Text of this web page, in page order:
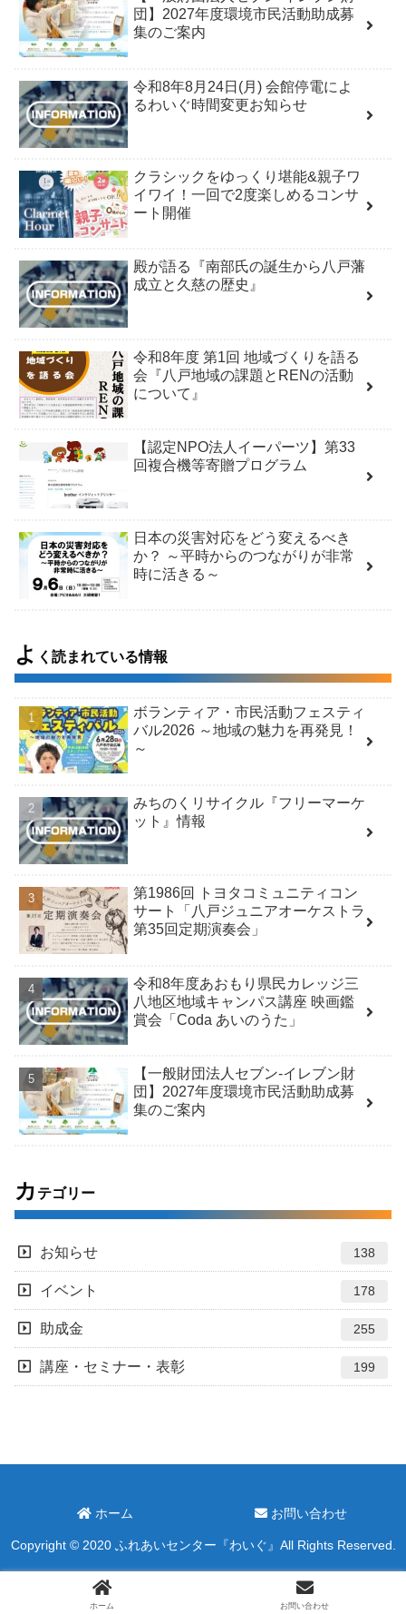
団】2027年度環境市民活動助成募
集のご案内
令和8年8月24日(月) 会館停電によ
るわいぐ時間変更お知らせ
クラシックをゆっくり堪能&親子ワ
イワイ！一回で2度楽しめるコンサ
ート開催
殿が語る『南部氏の誕生から八戸藩
成立と久慈の歴史』
令和8年度 第1回 地域づくりを語る
会『八戸地域の課題とRENの活動
について』
【認定NPO法人イーパーツ】第33
回複合機等寄贈プログラム
日本の災害対応をどう変えるべき
か？ ～平時からのつながりが非常
時に活きる～
よ く読まれている情報
ボランティア・市民活動フェスティ
バル2026 ～地域の魅力を再発見！
～
みちのくリサイクル『フリーマーケ
ット』情報
第1986回 トヨタコミュニティコン
サート「八戸ジュニアオーケストラ
第35回定期演奏会」
令和8年度あおもり県民カレッジ三
八地区地域キャンパス講座 映画鑑
賞会「Coda あいのうた」
【一般財団法人セブン-イレブン財
団】2027年度環境市民活動助成募
集のご案内
カ テゴリー
お知らせ 138
イベント 178
助成金 255
講座・セミナー・表彰 199
ホーム お問い合わせ
Copyright © 2020 ふれあいセンター『わいぐ』All Rights Reserved.
ホーム お問い合わせ